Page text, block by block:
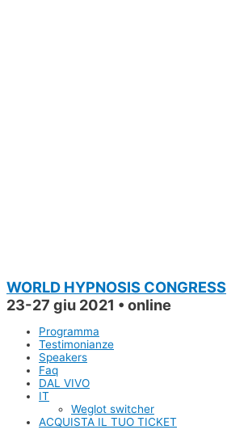
WORLD HYPNOSIS CONGRESS
23-27 giu 2021 • online
Programma
Testimonianze
Speakers
Faq
DAL VIVO
IT
Weglot switcher
ACQUISTA IL TUO TICKET